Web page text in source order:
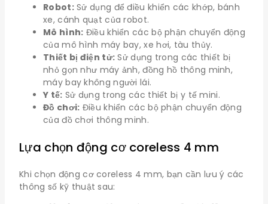
Robot:Sử dụng để điều khiển các khớp, bánh
xe, cánh quạt của robot.
Mô hình: Điều khiển các bộ phận chuyển động
của mô hình máy bay, xe hơi, tàu thủy.
Thiết bị điện tử: Sử dụng trong các thiết bị
nhỏ gọn như máy ảnh, đồng hồ thông minh,
máy bay không người lái.
Y tế: Sử dụng trong các thiết bị y tế mini.
Đồ chơi: Điều khiển các bộ phận chuyển động
của đồ chơi thông minh.
Lựa chọn động cơ coreless 4 mm
Khi chọn động cơ coreless 4 mm, bạn cần lưu ý các
thông số kỹ thuật sau: